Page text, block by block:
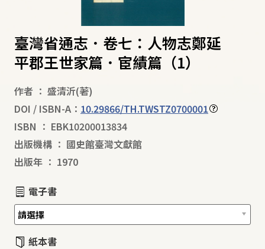
臺灣省通志．卷七：人物志鄭延
平郡王世家篇．宦績篇（1）
作者 ： 盛清沂(著)
DOI / ISBN-A： 10.29866/TH.TWSTZ0700001
ISBN ： EBK10200013834
出版機構 ： 國史館臺灣文獻館
出版年 ： 1970
電子書
紙本書